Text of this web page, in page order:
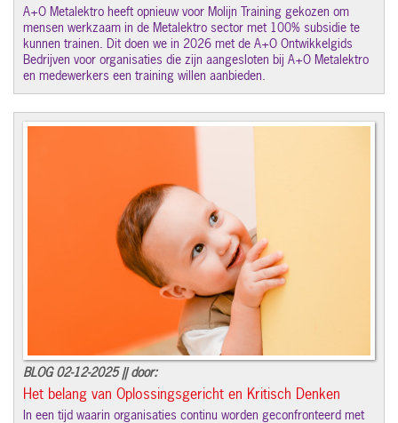
A+O Metalektro heeft opnieuw voor Molijn Training gekozen om
mensen werkzaam in de Metalektro sector met 100% subsidie te
kunnen trainen. Dit doen we in 2026 met de A+O Ontwikkelgids
Bedrijven voor organisaties die zijn aangesloten bij A+O Metalektro
en medewerkers een training willen aanbieden.
BLOG 02-12-2025 || door:
Het belang van Oplossingsgericht en Kritisch Denken
In een tijd waarin organisaties continu worden geconfronteerd met